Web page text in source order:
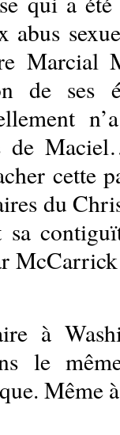
abus
Marcial
de ses
de
cette
du
sa
à
le
Même